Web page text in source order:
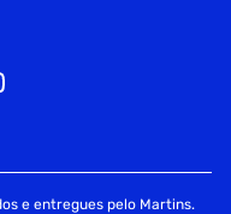
e entregues pelo Martins.